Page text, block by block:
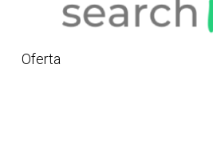
Oferta